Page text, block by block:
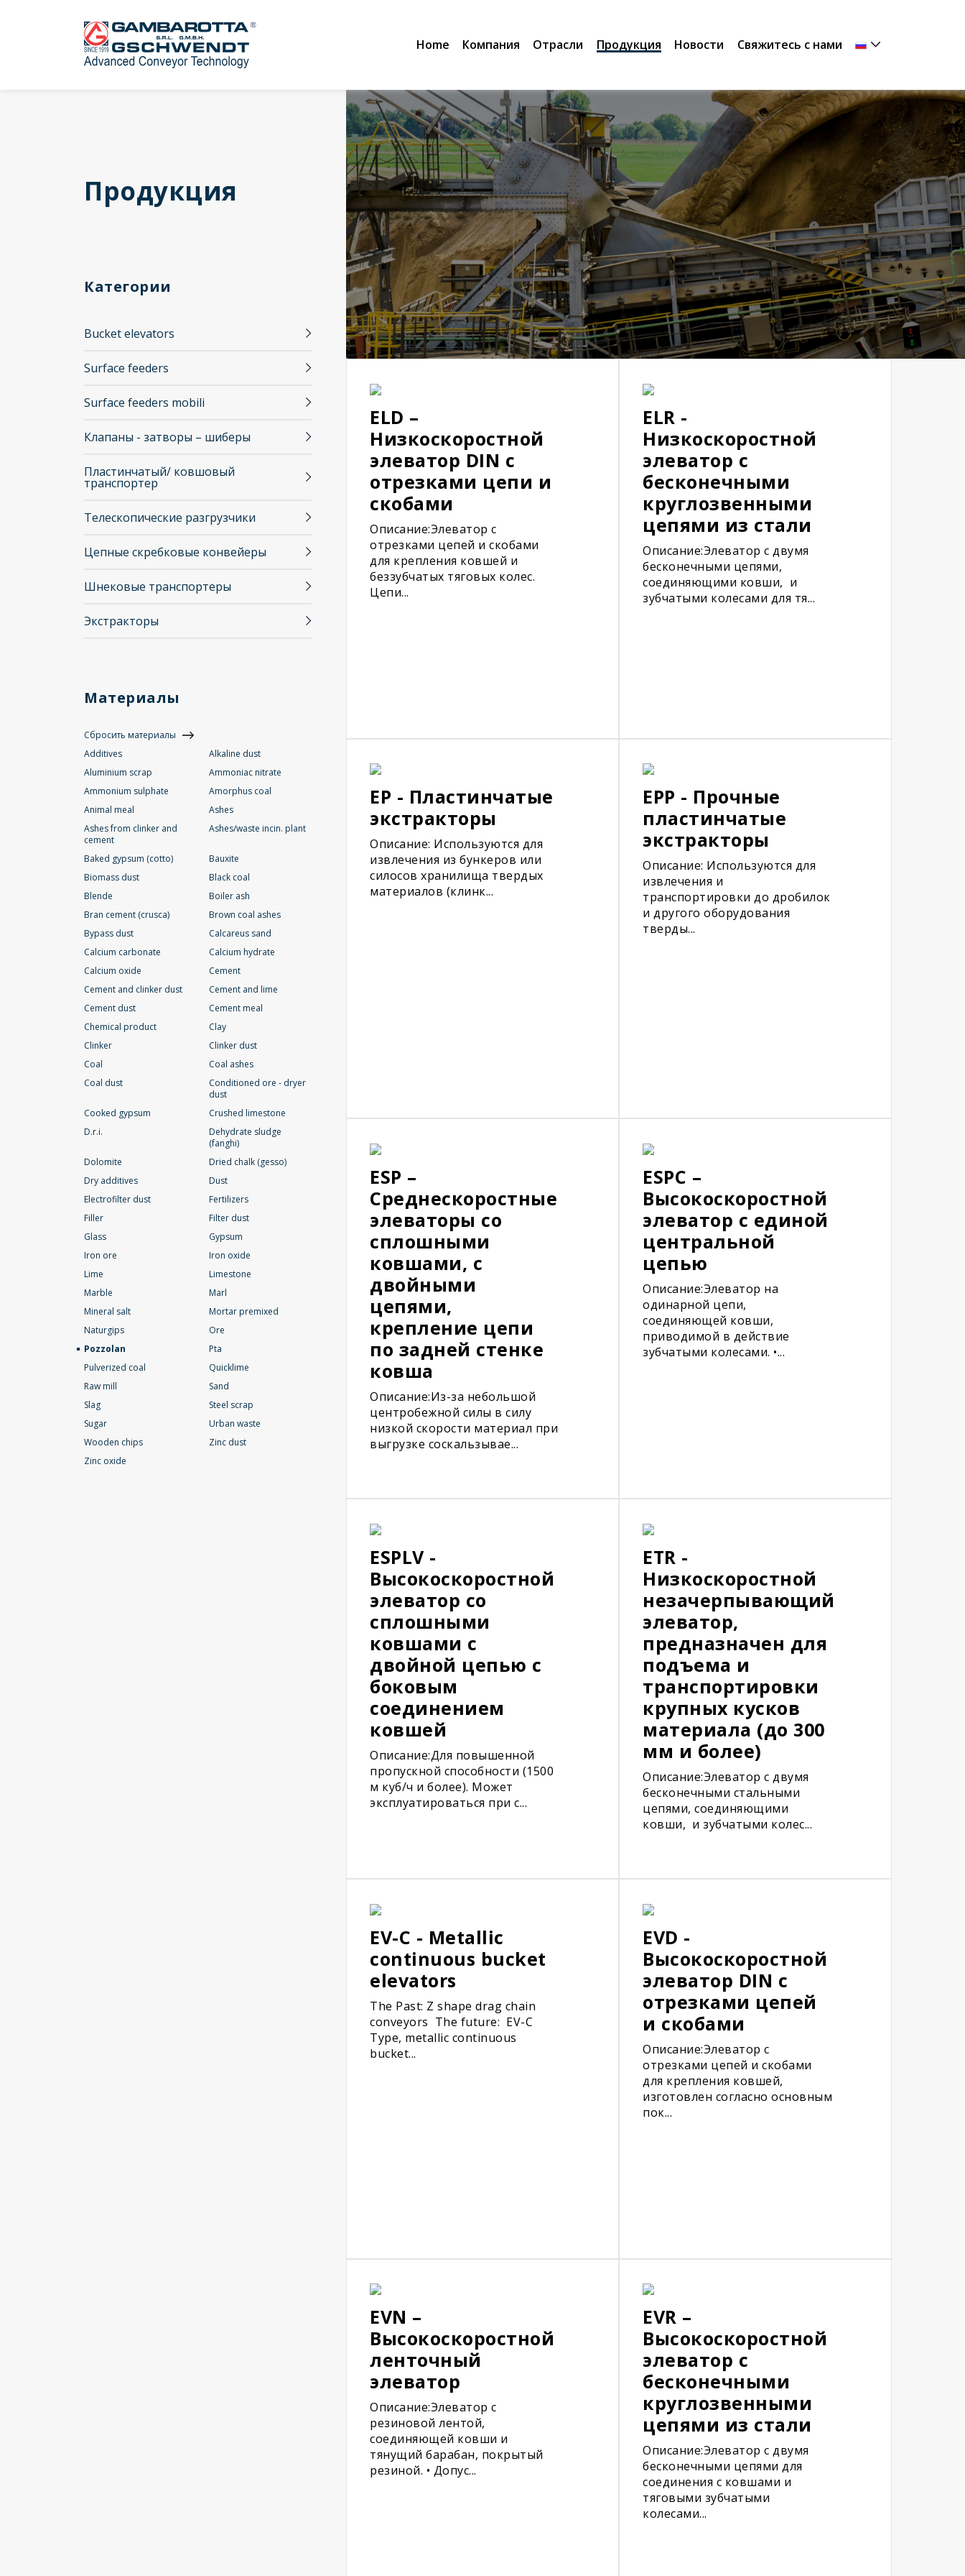
Home Компания Отрасли Продукция Новости Свяжитесь с нами
Продукция
Категории
Bucket elevators
Surface feeders
Surface feeders mobili
Клапаны - затворы – шиберы
Пластинчатый/ ковшовый
транспортер
Телескопические разгрузчики
Цепные скребковые конвейеры
Шнековые транспортеры
Экстракторы
Материалы
Сбросить материалы
Additives
Alkaline dust
Aluminium scrap
Ammoniac nitrate
Ammonium sulphate
Amorphus coal
Animal meal
Ashes
Ashes from clinker and
cement
Ashes/waste incin. plant
Baked gypsum (cotto)
Bauxite
Biomass dust
Black coal
Blende
Boiler ash
Bran cement (crusca)
Brown coal ashes
Bypass dust
Calcareus sand
Calcium carbonate
Calcium hydrate
Calcium oxide
Cement
Cement and clinker dust
Cement and lime
Cement dust
Cement meal
Chemical product
Clay
Clinker
Clinker dust
Coal
Coal ashes
Coal dust
Conditioned ore - dryer
dust
Cooked gypsum
Crushed limestone
D.r.i.
Dehydrate sludge
(fanghi)
Dolomite
Dried chalk (gesso)
Dry additives
Dust
Electrofilter dust
Fertilizers
Filler
Filter dust
Glass
Gypsum
Iron ore
Iron oxide
Lime
Limestone
Marble
Marl
Mineral salt
Mortar premixed
Naturgips
Ore
Pozzolan
Pta
Pulverized coal
Quicklime
Raw mill
Sand
Slag
Steel scrap
Sugar
Urban waste
Wooden chips
Zinc dust
Zinc oxide
ELD –
Низкоскоростной
элеватор DIN с
отрезками цепи и
скобами
Описание:Элеватор с
отрезками цепей и скобами
для крепления ковшей и
беззубчатых тяговых колес.
Цепи...
ELR -
Низкоскоростной
элеватор с
бесконечными
круглозвенными
цепями из стали
Описание:Элеватор с двумя
бесконечными цепями,
соединяющими ковши, и
зубчатыми колесами для тя...
EP - Пластинчатые
экстракторы
Описание: Используются для
извлечения из бункеров или
силосов хранилища твердых
материалов (клинк...
EPP - Прочные
пластинчатые
экстракторы
Описание: Используются для
извлечения и
транспортировки до дробилок
и другого оборудования
тверды...
ESP –
Среднескоростные
элеваторы со
сплошными
ковшами, с
двойными
цепями,
крепление цепи
по задней стенке
ковша
Описание:Из-за небольшой
центробежной силы в силу
низкой скорости материал при
выгрузке соскальзывае...
ESPC –
Высокоскоростной
элеватор с единой
центральной
цепью
Описание:Элеватор на
одинарной цепи,
соединяющей ковши,
приводимой в действие
зубчатыми колесами. •...
ESPLV -
Высокоскоростной
элеватор со
сплошными
ковшами с
двойной цепью с
боковым
соединением
ковшей
Описание:Для повышенной
пропускной способности (1500
м куб/ч и более). Может
эксплуатироваться при с...
ETR -
Низкоскоростной
незачерпывающий
элеватор,
предназначен для
подъема и
транспортировки
крупных кусков
материала (до 300
мм и более)
Описание:Элеватор с двумя
бесконечными стальными
цепями, соединяющими
ковши, и зубчатыми колес...
EV-C - Metallic
continuous bucket
elevators
The Past: Z shape drag chain
conveyors The future: EV-C
Type, metallic continuous
bucket...
EVD -
Высокоскоростной
элеватор DIN с
отрезками цепей
и скобами
Описание:Элеватор с
отрезками цепей и скобами
для крепления ковшей,
изготовлен согласно основным
пок...
EVN –
Высокоскоростной
ленточный
элеватор
Описание:Элеватор с
резиновой лентой,
соединяющей ковши и
тянущий барабан, покрытый
резиной. • Допус...
EVR –
Высокоскоростной
элеватор с
бесконечными
круглозвенными
цепями из стали
Описание:Элеватор с двумя
бесконечными цепями для
соединения с ковшами и
тяговыми зубчатыми
колесами...